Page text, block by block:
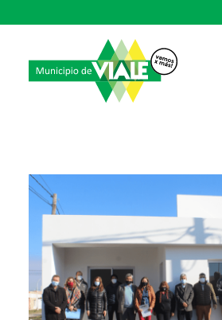
GOBIERNO
HCD
TRÁMITES Y SERVICIOS
CIUDAD
PARQUE INDUSTRIAL